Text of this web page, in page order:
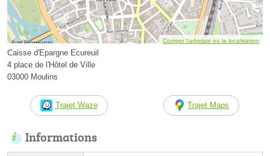
Corriger l’adresse ou la localisation
Caisse d'Epargne Ecureuil
4 place de l'Hôtel de Ville
03000 Moulins
Trajet Waze Trajet Maps
Informations